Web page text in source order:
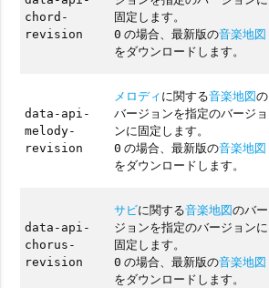
chord-
revision
固定します。
0 の場合、最新版の音楽地図
をダウンロードします。
data-api-
melody-
revision
メロディに関する音楽地図の
バージョンを指定のバージョ
ンに固定します。
0 の場合、最新版の音楽地図
をダウンロードします。
data-api-
chorus-
revision
サビに関する音楽地図のバー
ジョンを指定のバージョンに
固定します。
0 の場合、最新版の音楽地図
をダウンロードします。